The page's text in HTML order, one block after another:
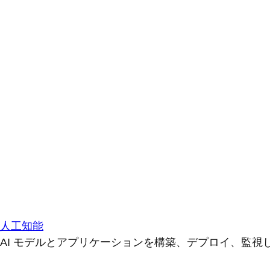
人工知能
AI モデルとアプリケーションを構築、デプロイ、監視